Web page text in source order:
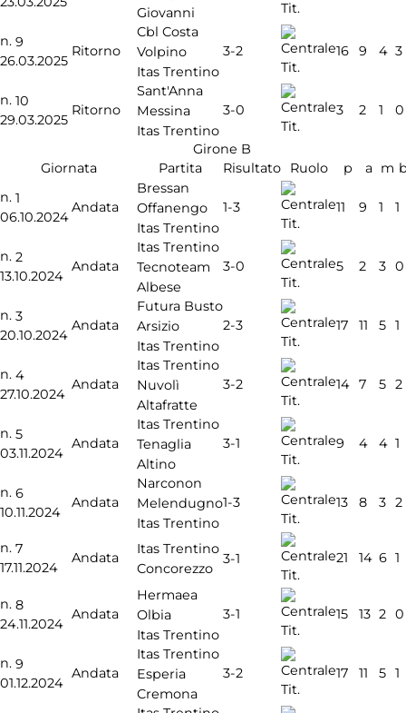
Giovanni
Tit.
n. 9
26.03.2025
Ritorno
Cbl Costa
Volpino
Itas Trentino
3-2
Tit.
16 9 4 3
n. 10
29.03.2025
Ritorno
Sant'Anna
Messina
Itas Trentino
3-0
Tit.
3 2 1 0
Girone B
Giornata
Partita Risultato Ruolo p a m
n. 1
06.10.2024
Andata
Bressan
Offanengo
Itas Trentino
1-3
Tit.
11 9 1 1
n. 2
13.10.2024
Andata
Itas Trentino
Tecnoteam
Albese
3-0
Tit.
5 2 3 0
n. 3
20.10.2024
Andata
Futura Busto
Arsizio
Itas Trentino
2-3
Tit.
17 11 5 1
n. 4
27.10.2024
Andata
Itas Trentino
Nuvolì
Altafratte
3-2
Tit.
14 7 5 2
n. 5
03.11.2024
Andata
Itas Trentino
Tenaglia
Altino
3-1
Tit.
9 4 4 1
n. 6
10.11.2024
Andata
Narconon
Melendugno
Itas Trentino
1-3
Tit.
13 8 3 2
n. 7
17.11.2024
Andata
Itas Trentino
Concorezzo
3-1
Tit.
21 14 6 1
n. 8
24.11.2024
Andata
Hermaea
Olbia
Itas Trentino
3-1
Tit.
15 13 2 0
n. 9
01.12.2024
Andata
Itas Trentino
Esperia
Cremona
3-2
Tit.
17 11 5 1